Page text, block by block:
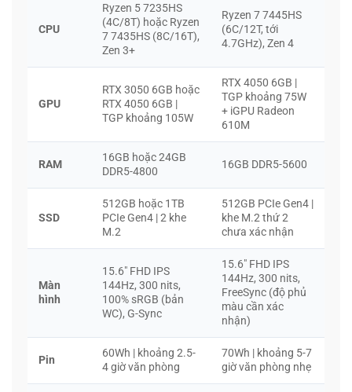
CPU
Ryzen 5 7235HS
(4C/8T) hoặc Ryzen
7 7435HS (8C/16T),
Zen 3+
Ryzen 7 7445HS
(6C/12T, tới
4.7GHz), Zen 4
GPU
RTX 3050 6GB hoặc
RTX 4050 6GB |
TGP khoảng 105W
RTX 4050 6GB |
TGP khoảng 75W
+ iGPU Radeon
610M
RAM
16GB hoặc 24GB
DDR5-4800
16GB DDR5-5600
SSD
512GB hoặc 1TB
PCIe Gen4 | 2 khe
M.2
512GB PCIe Gen4 |
khe M.2 thứ 2
chưa xác nhận
Màn
hình
15.6″ FHD IPS
144Hz, 300 nits,
100% sRGB (bản
WC), G-Sync
15.6″ FHD IPS
144Hz, 300 nits,
FreeSync (độ phủ
màu cần xác
nhận)
Pin
60Wh | khoảng 2.5-
4 giờ văn phòng
70Wh | khoảng 5-7
giờ văn phòng nhẹ